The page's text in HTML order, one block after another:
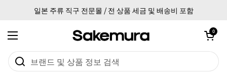
일본 주류 직구 전문몰 / 전 상품 세금 및 배송비 포함
메뉴 열기
카트 열기
0